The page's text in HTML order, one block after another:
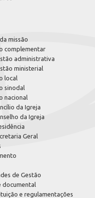
missão
complementar
administrativa
ministerial
local
sinodal
nacional
da Igreja
da Igreja
Geral
de Gestão
documental
e regulamentações